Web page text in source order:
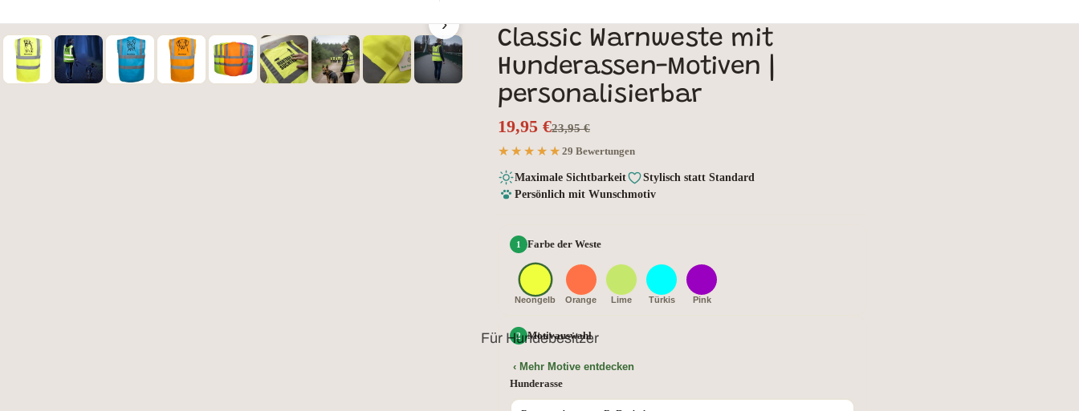
Für Hundebesitzer
Wunschtext ›
Classic Warnweste mit
Hunderassen-Motiven |
personalisierbar
19,95 €23,95 €
★★★★★
★★★★★ 29 Bewertungen
Maximale Sichtbarkeit
Stylisch statt Standard
Persönlich mit Wunschmotiv
Farbe der Weste
Neongelb Orange Lime Türkis Pink
Motivauswahl
‹ Mehr Motive entdecken
Hunderasse